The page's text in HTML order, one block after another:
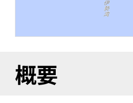
概要